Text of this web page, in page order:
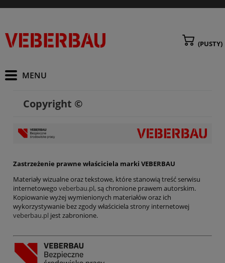
(PUSTY)
Copyright ©
Zastrzeżenie prawne właściciela marki VEBERBAU
Materiały wizualne oraz tekstowe, które stanowią treść serwisu
internetowego veberbau.pl, są chronione prawem autorskim.
Kopiowanie wyżej wymienionych materiałów oraz ich
wykorzystywanie bez zgody właściciela strony internetowej
veberbau.pl jest zabronione.